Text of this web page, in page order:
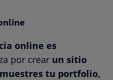
online es
por crear un sitio
tu portfolio,